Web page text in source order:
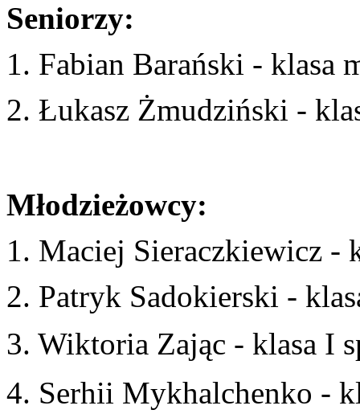
Seniorzy:
1. Fabian Barański - klasa
2. Łukasz Żmudziński -
Młodzieżowcy:
1. Maciej Sieraczkiewicz -
2. Patryk Sadokierski -
3. Wiktoria Zając - klasa I
4. Serhii Mykhalchenko -